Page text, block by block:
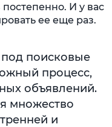
И у вас
ее еще раз.
под поисковые
процесс,
объявлений.
множество
и